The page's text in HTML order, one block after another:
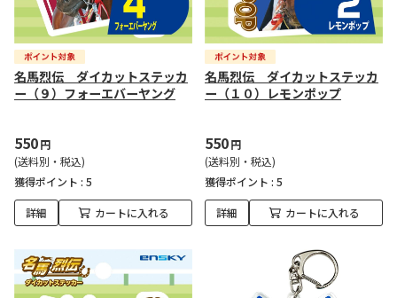
名馬烈伝 ダイカットステッカ
ー（９）フォーエバーヤング
550円
(送料別・税込)
獲得ポイント : 5
詳細 カートに入れる
名馬烈伝 ダイカットステッカ
ー（１０）レモンポップ
550円
(送料別・税込)
獲得ポイント : 5
詳細 カートに入れる